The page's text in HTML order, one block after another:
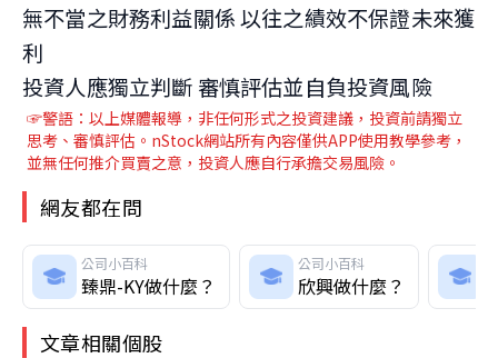
無不當之財務利益關係 以往之績效不保證未來獲
利
投資人應獨立判斷 審慎評估並自負投資風險
☞警語：以上媒體報導，非任何形式之投資建議，投資前請獨立
思考、審慎評估。nStock網站所有內容僅供APP使用教學參考，
並無任何推介買賣之意，投資人應自行承擔交易風險。
網友都在問
公司小百科
臻鼎-KY做什麼？
公司小百科
欣興做什麼？
文章相關個股